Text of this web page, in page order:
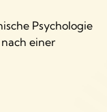
Psychologie
einer